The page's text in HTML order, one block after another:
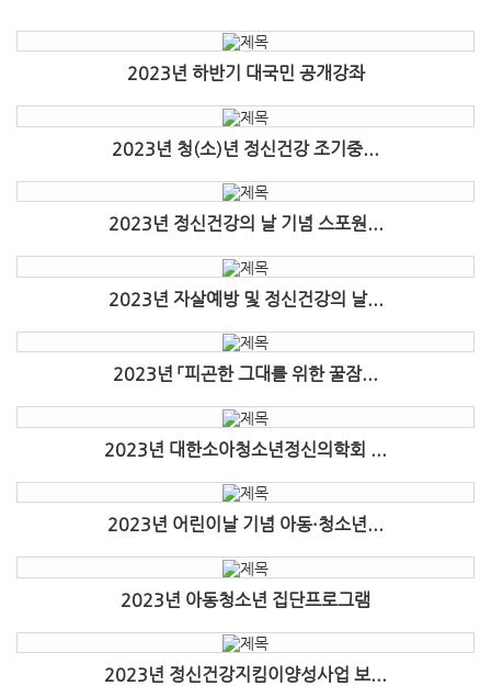
2023년 하반기 대국민 공개강좌
2023년 청(소)년 정신건강 조기중...
2023년 정신건강의 날 기념 스포원...
2023년 자살예방 및 정신건강의 날...
2023년 「피곤한 그대를 위한 꿀잠...
2023년 대한소아청소년정신의학회 ...
2023년 어린이날 기념 아동·청소년...
2023년 아동청소년 집단프로그램
2023년 정신건강지킴이양성사업 보...